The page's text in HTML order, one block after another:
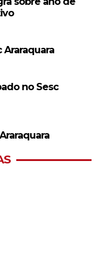
Araraquara
no Sesc